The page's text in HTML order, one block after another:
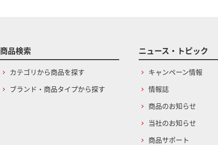
商品検索
カテゴリから商品を探す
ブランド・商品タイプから探す
ニュース・トピック
キャンペーン情報
情報誌
商品のお知らせ
当社のお知らせ
商品サポート